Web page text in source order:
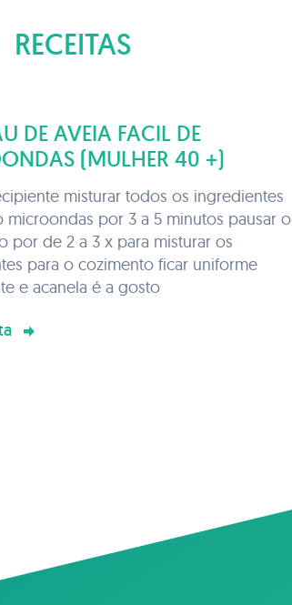
RECEITAS
DE AVEIA FACIL DE
(MULHER 40 +)
misturar todos os ingredientes
microondas por 3 a 5 minutos pausar o
por de 2 a 3 x para misturar os
para o cozimento ficar uniforme
e acanela é a gosto